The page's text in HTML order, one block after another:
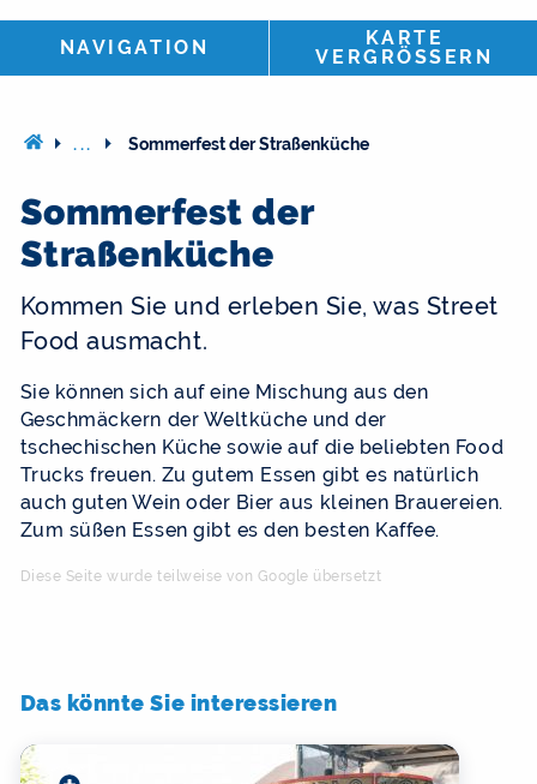
NAVIGATION
KARTE
VERGRÖSSERN
... Sommerfest der Straßenküche
Sommerfest der
Straßenküche
Kommen Sie und erleben Sie, was Street
Food ausmacht.
Sie können sich auf eine Mischung aus den
Geschmäckern der Weltküche und der
tschechischen Küche sowie auf die beliebten Food
Trucks freuen. Zu gutem Essen gibt es natürlich
auch guten Wein oder Bier aus kleinen Brauereien.
Zum süßen Essen gibt es den besten Kaffee.
Diese Seite wurde teilweise von Google übersetzt
Das könnte Sie interessieren